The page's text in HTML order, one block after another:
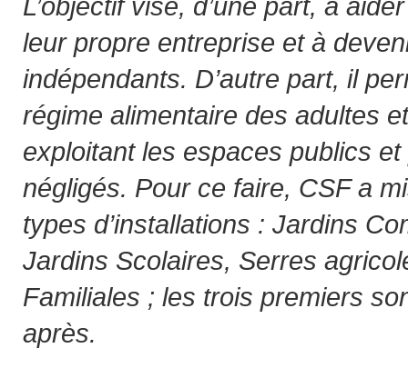
L’objectif vise, d’une part, à
leur propre entreprise et à
indépendants. D’autre part, il
régime alimentaire des adultes
exploitant les espaces publics
négligés. Pour ce faire, CSF a
types d’installations : Jardins
Jardins Scolaires, Serres
Familiales ; les trois premiers
après.